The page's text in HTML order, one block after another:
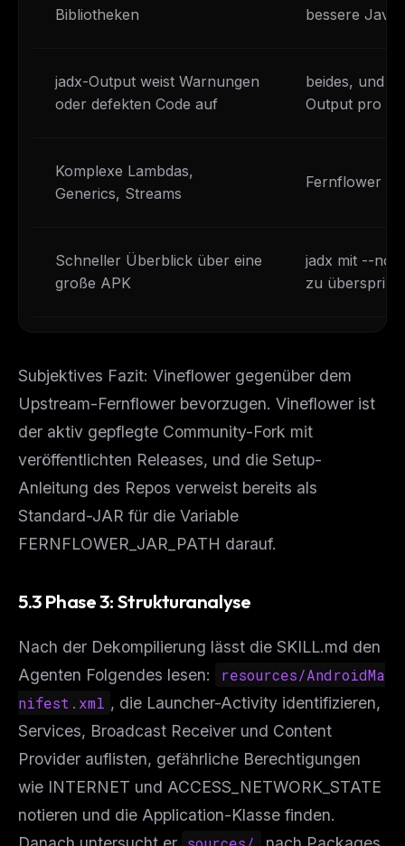
Bibliotheken
bessere
jadx-Output weist Warnungen
oder defekten Code auf
beides, und
Output pro
Komplexe Lambdas,
Generics, Streams
Fernflower
Schneller Überblick über eine
große APK
jadx mit --no-
zu
Subjektives Fazit: Vineflower gegenüber dem
Upstream-Fernflower bevorzugen. Vineflower ist
der aktiv gepflegte Community-Fork mit
veröffentlichten Releases, und die Setup-
Anleitung des Repos verweist bereits als
Standard-JAR für die Variable
FERNFLOWER_JAR_PATH darauf.
5.3 Phase 3: Strukturanalyse
Nach der Dekompilierung lässt die SKILL.md den
Agenten Folgendes lesen:
resources/AndroidMa
nifest.xml , die Launcher-Activity identifizieren,
Services, Broadcast Receiver und Content
Provider auflisten, gefährliche Berechtigungen
wie INTERNET und ACCESS_NETWORK_STATE
notieren und die Application-Klasse finden.